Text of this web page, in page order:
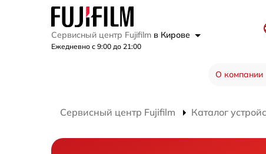
Сервисный центр Fujifilm в Кирове
Ежедневно с 9:00 до 21:00
О компании
Сервисный центр Fujifilm Каталог